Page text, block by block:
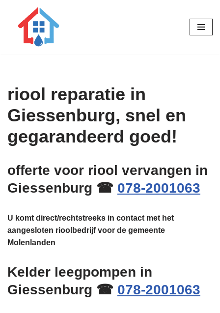
riool reparatie in
Giessenburg, snel en
gegarandeerd goed!
offerte voor riool vervangen in
Giessenburg ☎ 078-2001063
U komt direct/rechtstreeks in contact met het
aangesloten rioolbedrijf voor de gemeente
Molenlanden
Kelder leegpompen in
Giessenburg ☎ 078-2001063